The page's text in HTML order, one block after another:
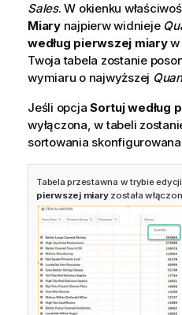
Sales. W okienku
Miarynajpierw widnieje
według pierwszej miaryw
Twoja tabela zostanie
wymiaru o najwyższej
Jeśli opcja Sortuj według
wyłączona, w tabeli
sortowania
Tabela przestawna w trybie
pierwszej miaryzostała